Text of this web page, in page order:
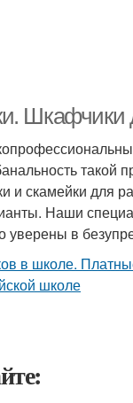
Шкафчики
такой
для
Наши
в